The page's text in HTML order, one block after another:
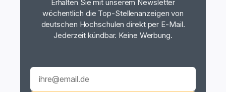
Erhalten Sie mit unserem Newsletter
wöchentlich die Top-Stellenanzeigen von
deutschen Hochschulen direkt per E-Mail.
Jederzeit kündbar. Keine Werbung.
E-Mail-Adresse